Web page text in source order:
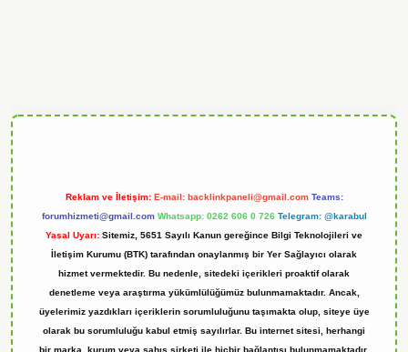
Reklam ve İletişim: E-mail: backlinkpaneli@gmail.com Teams:
forumhizmeti@gmail.com Whatsapp: 0262 606 0 726 Telegram: @karabul
Yasal Uyarı: Sitemiz, 5651 Sayılı Kanun gereğince Bilgi Teknolojileri ve
İletişim Kurumu (BTK) tarafından onaylanmış bir Yer Sağlayıcı olarak
hizmet vermektedir. Bu nedenle, sitedeki içerikleri proaktif olarak
denetleme veya araştırma yükümlülüğümüz bulunmamaktadır. Ancak,
üyelerimiz yazdıkları içeriklerin sorumluluğunu taşımakta olup, siteye üye
olarak bu sorumluluğu kabul etmiş sayılırlar. Bu internet sitesi, herhangi
bir marka, kurum veya şahıs şirketi ile hiçbir bağlantısı bulunmamaktadır.